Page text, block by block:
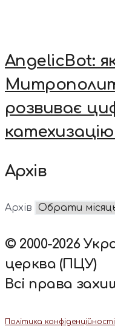
AngelicBot:
розвиває
Архів
Архів
© 2000-2026
церква (ПЦУ)
Всі права
Політика